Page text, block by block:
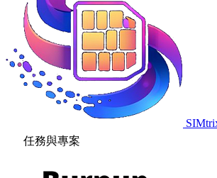
任務與專案